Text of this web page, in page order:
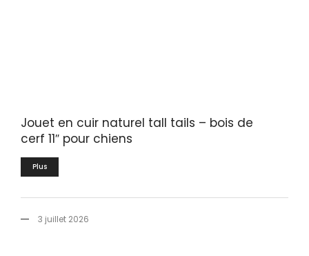
Jouet en cuir naturel tall tails – bois de
cerf 11″ pour chiens
Plus
3 juillet 2026